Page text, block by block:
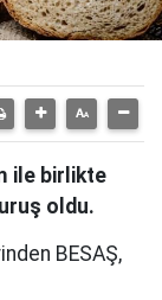
ile birlikte
oldu.
BESAŞ,